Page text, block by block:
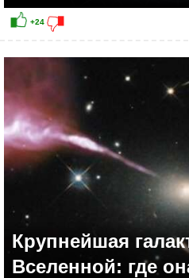
Крупнейшая
Вселенной: где